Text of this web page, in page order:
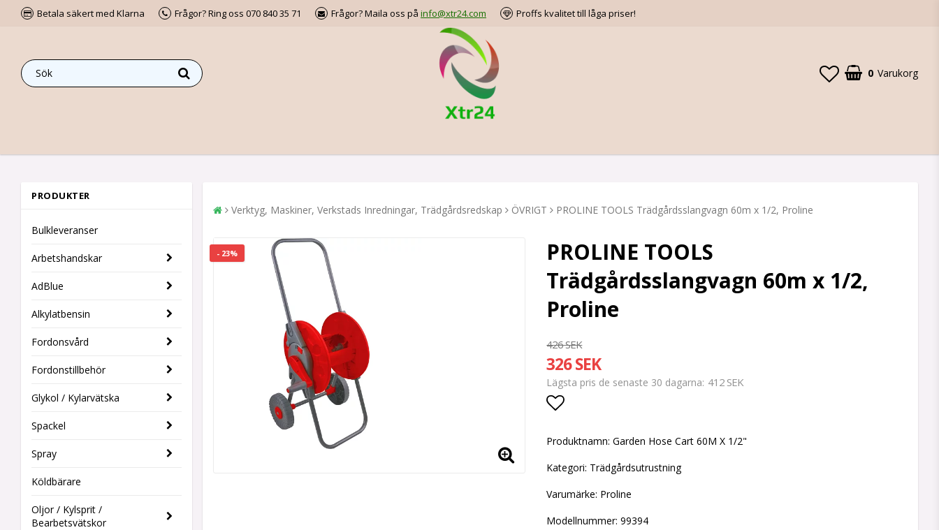
Betala säkert med Klarna Frågor? Ring oss 070 840 35 71 Frågor? Maila oss på info@xtr24.com Proffs kvalitet till låga priser!
0 Varukorg
PRODUKTER
Bulkleveranser
Arbetshandskar
AdBlue
Alkylatbensin
Fordonsvård
Fordonstillbehör
Glykol / Kylarvätska
Spackel
Spray
Köldbärare
Oljor / Kylsprit /
Bearbetsvätskor
Verktyg, Maskiner, Verkstads Inredningar, Trädgårdsredskap ÖVRIGT PROLINE TOOLS Trädgårdsslangvagn 60m x 1/2, Proline
- 23%
PROLINE TOOLS
Trädgårdsslangvagn 60m x 1/2,
Proline
426 SEK
326 SEK
Lägsta pris de senaste 30 dagarna 412 SEK
Produktnamn: Garden Hose Cart 60M X 1/2"
Kategori: Trädgårdsutrustning
Varumärke: Proline
Modellnummer: 99394